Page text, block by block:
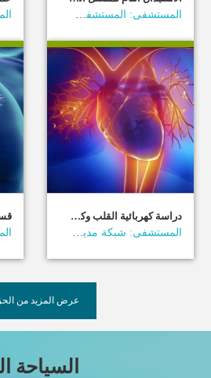
المستشفى: المستشفى التخصصي
دراسة كهربائية القلب وكي بؤر التوتر بواسطة جهاز ثلاثي الأبعاد
المستشفى: شبكة مديكس الأردن
عرض المزيد من
السياحة